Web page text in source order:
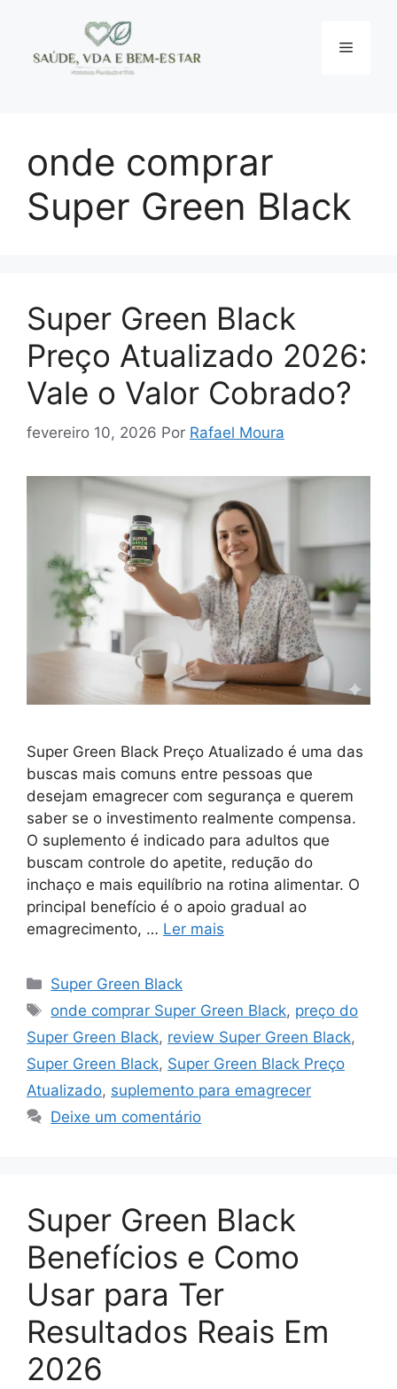
Menu
onde comprar
Super Green Black
Super Green Black
Preço Atualizado 2026:
Vale o Valor Cobrado?
fevereiro 10, 2026 Por Rafael Moura
Super Green Black Preço Atualizado é uma das
buscas mais comuns entre pessoas que
desejam emagrecer com segurança e querem
saber se o investimento realmente compensa.
O suplemento é indicado para adultos que
buscam controle do apetite, redução do
inchaço e mais equilíbrio na rotina alimentar. O
principal benefício é o apoio gradual ao
emagrecimento, … Ler mais
Categorias
Super Green Black
Tags
onde comprar Super Green Black, preço do
Super Green Black, review Super Green Black,
Super Green Black, Super Green Black Preço
Atualizado, suplemento para emagrecer
Deixe um comentário
Super Green Black
Benefícios e Como
Usar para Ter
Resultados Reais Em
2026